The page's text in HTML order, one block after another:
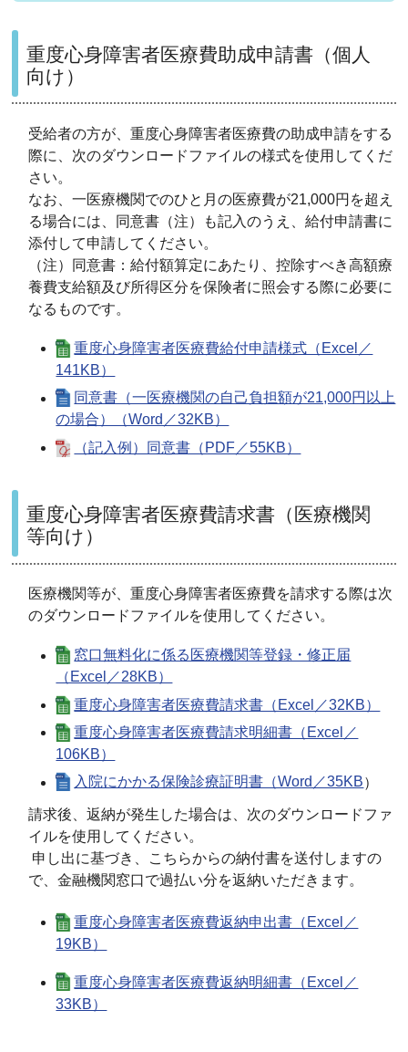
重度心身障害者医療費助成申請書（個人
向け）
受給者の方が、重度心身障害者医療費の助成申請をする
際に、次のダウンロードファイルの様式を使用してくだ
さい。
なお、一医療機関でのひと月の医療費が21,000円を超え
る場合には、同意書（注）も記入のうえ、給付申請書に
添付して申請してください。
（注）同意書：給付額算定にあたり、控除すべき高額療
養費支給額及び所得区分を保険者に照会する際に必要に
なるものです。
重度心身障害者医療費給付申請様式（Excel／
141KB）
同意書（一医療機関の自己負担額が21,000円以上
の場合）（Word／32KB）
（記入例）同意書（PDF／55KB）
重度心身障害者医療費請求書（医療機関
等向け）
医療機関等が、重度心身障害者医療費を請求する際は次
のダウンロードファイルを使用してください。
窓口無料化に係る医療機関等登録・修正届
（Excel／28KB）
重度心身障害者医療費請求書（Excel／32KB）
重度心身障害者医療費請求明細書（Excel／
106KB）
入院にかかる保険診療証明書（Word／35KB）
請求後、返納が発生した場合は、次のダウンロードファ
イルを使用してください。
申し出に基づき、こちらからの納付書を送付しますの
で、金融機関窓口で過払い分を返納いただきます。
重度心身障害者医療費返納申出書（Excel／
19KB）
重度心身障害者医療費返納明細書（Excel／
33KB）